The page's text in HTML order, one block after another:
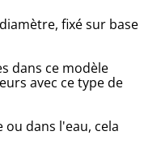
fixé sur base
dans ce modèle
avec ce type de
dans l'eau, cela